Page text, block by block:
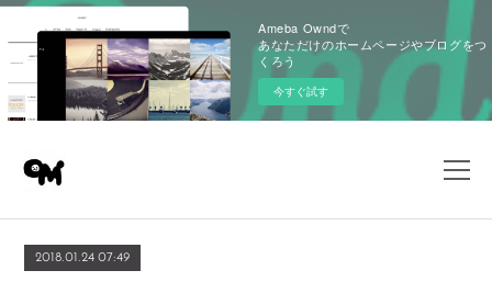
Ameba Owndで
あなただけのホームページやブログをつ
くろう
今すぐ試す
2018.01.24 07:49